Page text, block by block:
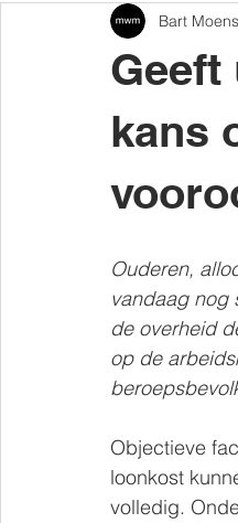
Geeft
kans
Bart Moens
Ouderen,
vandaag nog
de overheid
op de
Objectieve
loonkost
volledig.